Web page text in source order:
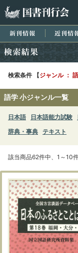
新刊情報
検索条件 【ジャンル ：
語学 小ジャンル一覧
日本語 日本語能力試験
辞典・事典
テキスト
該当商品62件中、1～10